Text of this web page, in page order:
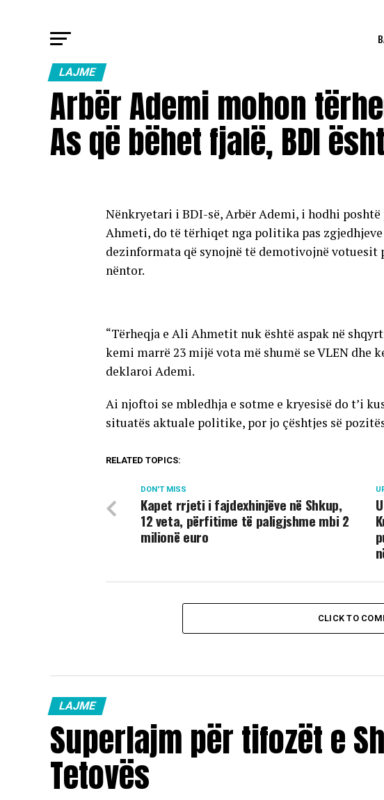
LAJME
Arbër Ademi mohon
As që bëhet fjalë, BDI
Nënkryetari i BDI-së, Arbër Ademi, i hodhi
Ahmeti, do të tërhiqet nga politika pas
dezinformata që synojnë të demotivojnë votuesit
nëntor.
“Tërheqja e Ali Ahmetit nuk është aspak në
kemi marrë 23 mijë vota më shumë se VLEN
deklaroi Ademi.
Ai njoftoi se mbledhja e sotme e kryesisë do t’i
situatës aktuale politike, por jo çështjes së
RELATED TOPICS:
DON'T MISS
Kapet rrjeti i fajdexhinjëve në Shkup,
12 veta, përfitime të paligjshme mbi 2
milionë euro
CLICK TO
LAJME
Superlajm për tifozët e
Tetovës